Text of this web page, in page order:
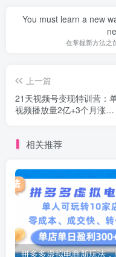
You must learn a new
在掌握新方法之
上一篇
21天视频号变现特训营：
视频播放量2亿+3个月涨粉
相关推荐